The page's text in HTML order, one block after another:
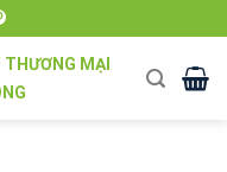
MẠI